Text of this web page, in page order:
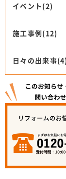
イベント(2)
施工事例(12)
日々の出来事(4)